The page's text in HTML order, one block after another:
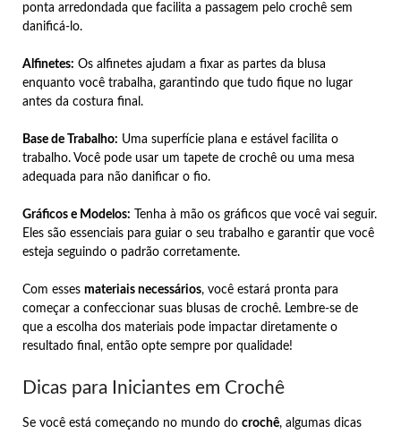
ponta arredondada que facilita a passagem pelo crochê sem
danificá-lo.
Alfinetes: Os alfinetes ajudam a fixar as partes da blusa
enquanto você trabalha, garantindo que tudo fique no lugar
antes da costura final.
Base de Trabalho: Uma superfície plana e estável facilita o
trabalho. Você pode usar um tapete de crochê ou uma mesa
adequada para não danificar o fio.
Gráficos e Modelos: Tenha à mão os gráficos que você vai seguir.
Eles são essenciais para guiar o seu trabalho e garantir que você
esteja seguindo o padrão corretamente.
Com esses materiais necessários, você estará pronta para
começar a confeccionar suas blusas de crochê. Lembre-se de
que a escolha dos materiais pode impactar diretamente o
resultado final, então opte sempre por qualidade!
Dicas para Iniciantes em Crochê
Se você está começando no mundo do crochê, algumas dicas